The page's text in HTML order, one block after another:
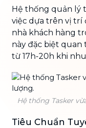
Hệ thống quản lý
việc dựa trên vị trí
nhà khách hàng
này đặc biệt quan
từ 17h-20h khi
Hệ thống Tasker
Tiêu Chuẩn